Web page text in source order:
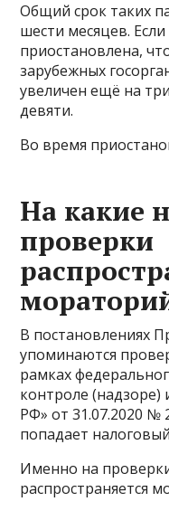
Общий срок таких
шести месяцев.
приостановлена,
зарубежных
увеличен ещё на
девяти.
Во время
На какие
проверки
В постановлениях
упоминаются
рамках
контроле
РФ» от 31.07.2020 №
попадает
Именно на
распространяется